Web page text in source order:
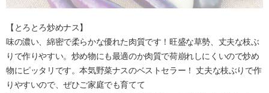
【とろとろ炒めナス】
味の濃い、綿密で柔らかな優れた肉質です！旺盛な草勢、丈夫な枝ぶ
りで作りやすい。炒め物にも最適のか肉質で荷崩れしにくいので炒め
物にピッタリです。本気野菜ナスのベストセラー！ 丈夫な枝ぶりで作
りやすいので、ぜひご家庭でも育てて